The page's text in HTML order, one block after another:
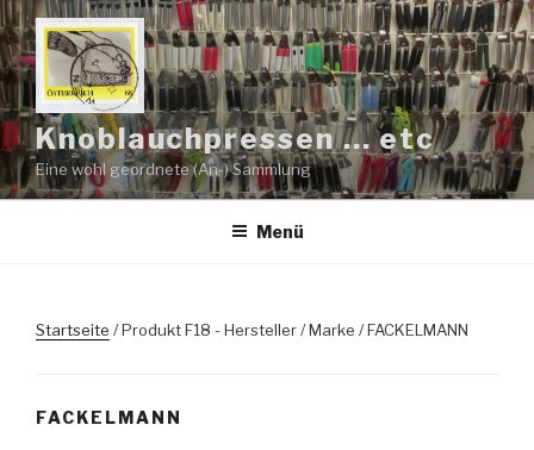
Zum
Inhalt
springen
Knoblauchpressen … etc
Eine wohl geordnete (An-) Sammlung
Menü
Startseite / Produkt F18 - Hersteller / Marke / FACKELMANN
FACKELMANN